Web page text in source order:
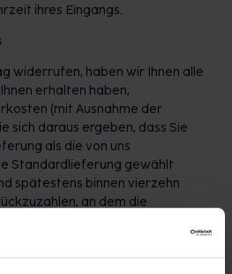
ihres Eingangs.
widerrufen, haben wir Ihnen alle
erhalten haben,
(mit Ausnahme der
sich daraus ergeben, dass Sie
als die von uns
Standardlieferung gewählt
spätestens binnen vierzehn
an dem die
Rückzahlung verwenden wir
das Sie bei der ursprünglichen